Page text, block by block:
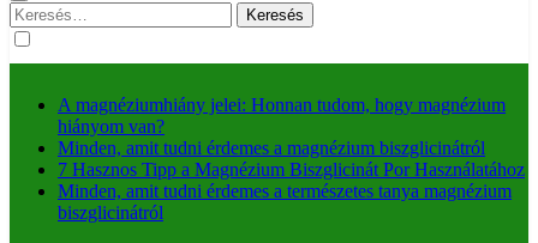
Keresés:
A magnéziumhiány jelei: Honnan tudom, hogy magnézium
hiányom van?
Minden, amit tudni érdemes a magnézium biszglicinátról
7 Hasznos Tipp a Magnézium Biszglicinát Por Használatához
Minden, amit tudni érdemes a természetes tanya magnézium
biszglicinátról